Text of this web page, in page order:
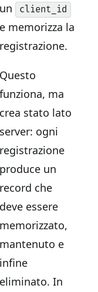
un
client_id
e memorizza la
registrazione.
Questo
funziona, ma
crea stato lato
server: ogni
registrazione
produce un
record che
deve essere
memorizzato,
mantenuto e
infine
eliminato. In